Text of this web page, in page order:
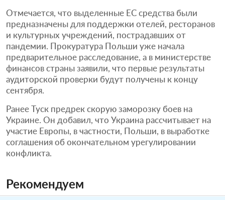
Отмечается, что выделенные ЕС средства были
предназначены для поддержки отелей, ресторанов
и культурных учреждений, пострадавших от
пандемии. Прокуратура Польши уже начала
предварительное расследование, а в министерстве
финансов страны заявили, что первые результаты
аудиторской проверки будут получены к концу
сентября.
Ранее Туск предрек скорую заморозку боев на
Украине. Он добавил, что Украина рассчитывает на
участие Европы, в частности, Польши, в выработке
соглашения об окончательном урегулировании
конфликта.
Рекомендуем